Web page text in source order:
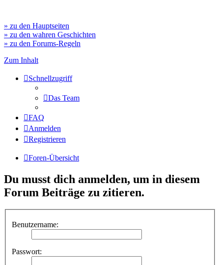
» zu den Hauptseiten
» zu den wahren Geschichten
» zu den Forums-Regeln
Zum Inhalt
Schnellzugriff
Das Team
FAQ
Anmelden
Registrieren
Foren-Übersicht
Du musst dich anmelden, um in diesem
Forum Beiträge zu zitieren.
Benutzername:
Passwort: